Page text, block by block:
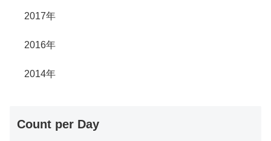
2017年
2016年
2014年
Count per Day